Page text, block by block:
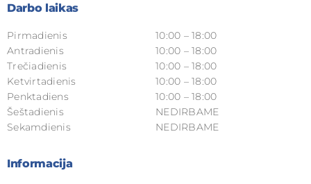
Darbo laikas
Pirmadienis
Antradienis
Trečiadienis
Ketvirtadienis
Penktadiens
Šeštadienis
Sekamdienis
10:00 – 18:00
10:00 – 18:00
10:00 – 18:00
10:00 – 18:00
10:00 – 18:00
NEDIRBAME
NEDIRBAME
Informacija